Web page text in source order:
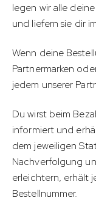
legen wir alle
und liefern sie dir
Wenn deine
Partnermarken
jedem unserer
Du wirst beim
informiert und
dem jeweiligen
Nachverfolgung
erleichtern, erhält
Bestellnummer.